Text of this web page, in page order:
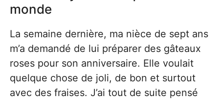
monde
La semaine dernière, ma nièce de sept ans
m’a demandé de lui préparer des gâteaux
roses pour son anniversaire. Elle voulait
quelque chose de joli, de bon et surtout
avec des fraises. J’ai tout de suite pensé